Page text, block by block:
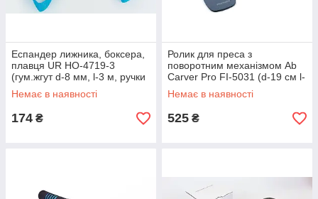
Еспандер лижника, боксера,
плавця UR HO-4719-3
(гум.жгут d-8 мм, l-3 м, ручки
поліестер)
Немає в наявності
174 ₴
Ролик для преса з
поворотним механізмом Ab
Carver Pro FI-5031 (d-19 см l-
43 см, метал, з килимком)
Немає в наявності
525 ₴